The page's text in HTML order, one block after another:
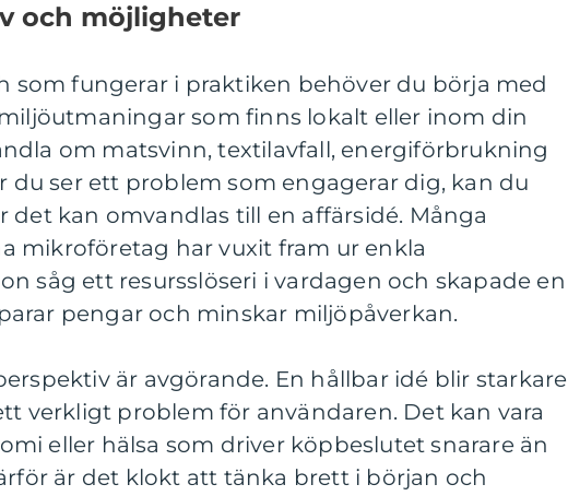
och möjligheter
som fungerar i praktiken behöver du börja med
som finns lokalt eller inom din
om matsvinn, textilavfall, energiförbrukning
du ser ett problem som engagerar dig, kan du
det kan omvandlas till en affärsidé. Många
mikroföretag har vuxit fram ur enkla
såg ett resursslöseri i vardagen och skapade en
pengar och minskar miljöpåverkan.
är avgörande. En hållbar idé blir starkare
verkligt problem för användaren. Det kan vara
eller hälsa som driver köpbeslutet snarare än
är det klokt att tänka brett i början och